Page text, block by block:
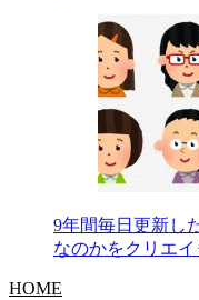
9年間毎日更新し
なのかをクリエ
HOME